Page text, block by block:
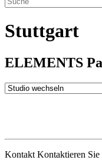
Stuttgart
ELEMENTS
Kontakt Kontaktieren Sie